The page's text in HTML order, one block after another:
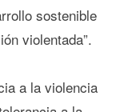
sostenible
violentada”.
a la violencia